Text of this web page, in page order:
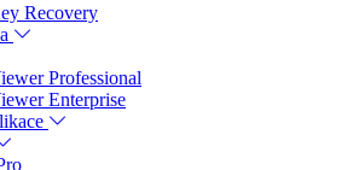
Recovery
Professional
Enterprise